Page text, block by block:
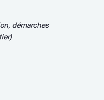
démarches